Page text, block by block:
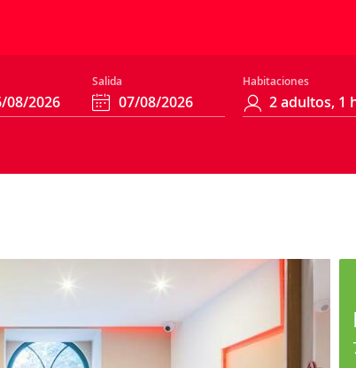
Salida Habitaciones